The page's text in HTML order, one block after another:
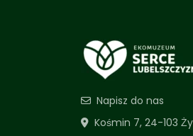
Napisz do nas
Kośmin 7, 24-103